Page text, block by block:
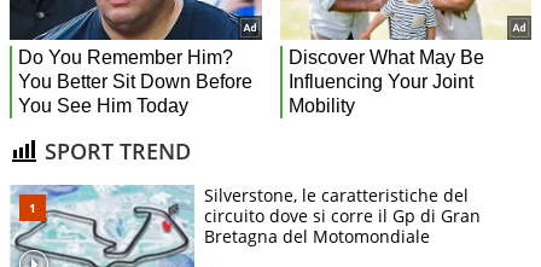
SPORT TREND
Silverstone, le caratteristiche del
circuito dove si corre il Gp di Gran
Bretagna del Motomondiale